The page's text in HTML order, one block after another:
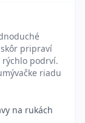
pripraví
podrví.
riadu
na rukách